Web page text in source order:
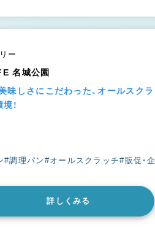
ー
名城公園
味しさにこだわった、オールスク
！
#調理パン #オールスクラッチ#販促・
詳しくみる